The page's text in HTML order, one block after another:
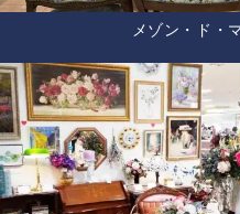
メゾン・ド・